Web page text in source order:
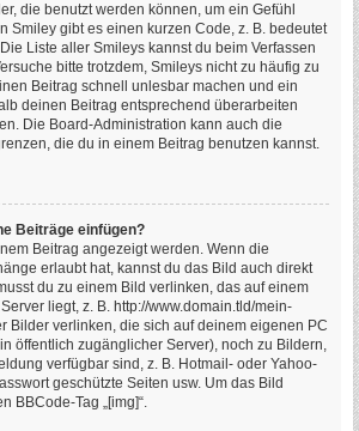
die benutzt werden können, um ein Gefühl
Smiley gibt es einen kurzen Code, z. B. bedeutet
Liste aller Smileys kannst du beim Verfassen
bitte trotzdem, Smileys nicht zu häufig zu
Beitrag schnell unlesbar machen und ein
deinen Beitrag entsprechend überarbeiten
Die Board-Administration kann auch die
die du in einem Beitrag benutzen kannst.
Beiträge einfügen?
Beitrag angezeigt werden. Wenn die
erlaubt hat, kannst du das Bild auch direkt
du zu einem Bild verlinken, das auf einem
liegt, z. B. http://www.domain.tld/mein-
Bilder verlinken, die sich auf deinem eigenen PC
öffentlich zugänglicher Server), noch zu Bildern,
verfügbar sind, z. B. Hotmail- oder Yahoo-
geschützte Seiten usw. Um das Bild
BBCode-Tag „[img]“.